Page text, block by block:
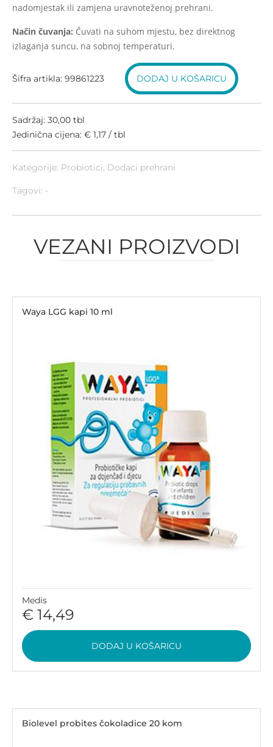
nadomjestak ili zamjena uravnoteženoj prehrani.
Način čuvanja: Čuvati na suhom mjestu, bez direktnog
izlaganja suncu, na sobnoj temperaturi.
Šifra artikla: 99861223 DODAJ U KOŠARICU
Sadržaj: 30,00 tbl
Jedinična cijena: € 1,17 / tbl
Kategorije: Probiotici, Dodaci prehrani
Tagovi: -
VEZANI PROIZVODI
Waya LGG kapi 10 ml
Medis
€ 14,49
DODAJ U KOŠARICU
Biolevel probites čokoladice 20 kom